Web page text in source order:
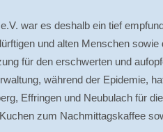
war es deshalb ein tief
und alten Menschen
für den erschwerten und
während der Epidemie,
Effringen und Neubulach für
zum Nachmittagskaffee